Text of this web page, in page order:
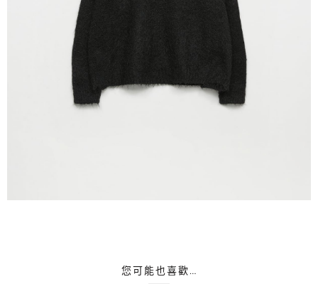
您可能也喜歡…